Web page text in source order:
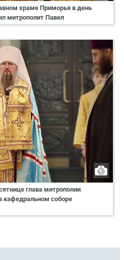
храме Приморья в день
митрополит Павел
глава митрополии
кафедральном соборе